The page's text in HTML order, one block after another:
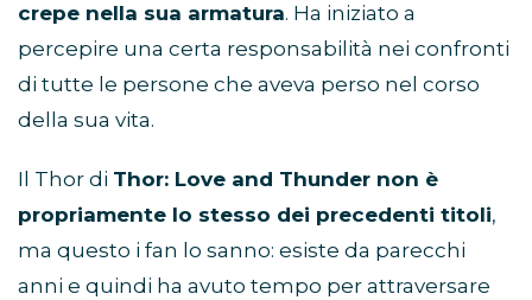
crepe nella sua armatura. Ha iniziato a
percepire una certa responsabilità nei confronti
di tutte le persone che aveva perso nel corso
della sua vita.
Il Thor di Thor: Love and Thunder non è
propriamente lo stesso dei precedenti titoli,
ma questo i fan lo sanno: esiste da parecchi
anni e quindi ha avuto tempo per attraversare